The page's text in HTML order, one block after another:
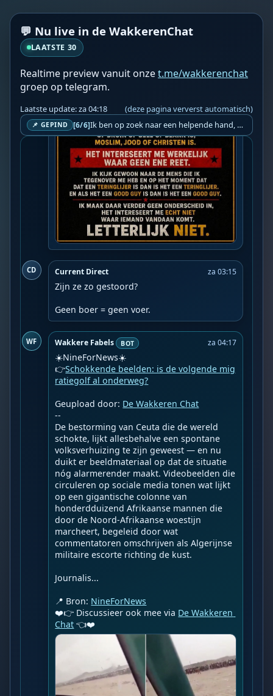
💬 Nu live in de WakkerenChat
LAATSTE 30
Realtime preview vanuit onzet.me/wakkerenchat
groep op telegram.
Laatste update: za 04:18 (deze pagina ververst automatisch)
📌 GEPIND [6/6] Ik ben op zoek naar een helpende hand, een menselijk oog, een admin die helpt met controleren of de chat wel correct word gemodereerd word door NoMoSpam. 98% gaat automatisch goed, toch ik dit nooit helemaal loslaten en moet er altijd een mens mee blijven opletten bij elke beslissing die gemaakt word. Waar bestaan de werkzaamheden uit? Mee kijken in admin log kanaal naar alle drugs/porno/scams die voorbij komen en in het geval van een randgevalletje, ingrijpen en b.v. een verwijderd maar wel toegestaan bericht terug plaatsen met een druk op de knop. tsja zo banaal en simpel is het gesteld.. Word je hier blij van? Nee. Strookt het je ego? Nee. Word je er beter van? Nee. Kost het veel tijd? Totaal niet, consistentie en regelmaat is belangrijker dan 'er even voor kunnen gaan zitten'.. het werk is in een paar seconden gepiept.. je checkt puur of AI de juiste beslissing heeft gemaakt.. …
CD Current Direct za 03:15
Zijn ze zo gestoord?
Geen boer = geen voer.
WF Wakkere Fabels BOT za 04:17
☀️NineForNews☀️
👉Schokkende beelden: is de volgende mig
ratiegolf al onderweg?
Geupload door: De Wakkeren Chat
--
De bestorming van Ceuta die de wereld
schokte, lijkt allesbehalve een spontane
volksverhuizing te zijn geweest — en nu
duikt er beeldmateriaal op dat de situatie
nóg alarmerender maakt. Videobeelden die
circuleren op sociale media tonen wat lijkt
op een gigantische colonne van
honderdduizend Afrikaanse mannen die
door de Noord-Afrikaanse woestijn
marcheert, begeleid door wat
commentatoren omschrijven als Algerijnse
militaire escorte richting de kust.
Journalis...
📍 Bron: NineForNews
❤️👉 Discussieer ook mee via De Wakkeren
Chat 👈❤️